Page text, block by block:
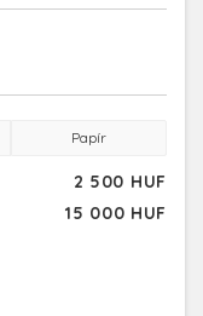
Papír
2 500 HUF
15 000 HUF